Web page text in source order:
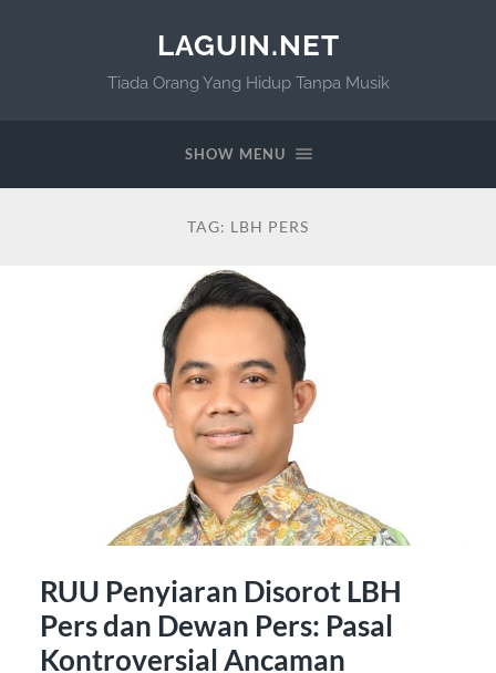
LAGUIN.NET
Tiada Orang Yang Hidup Tanpa Musik
SHOW MENU
TAG: LBH PERS
RUU Penyiaran Disorot LBH
Pers dan Dewan Pers: Pasal
Kontroversial Ancaman